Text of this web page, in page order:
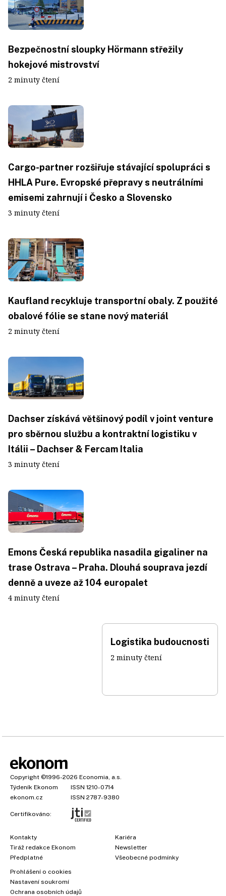
Bezpečnostní sloupky Hörmann střežily
hokejové mistrovství
2 minuty čtení
Cargo-partner rozšiřuje stávající spolupráci s
HHLA Pure. Evropské přepravy s neutrálními
emisemi zahrnují i Česko a Slovensko
3 minuty čtení
Kaufland recykluje transportní obaly. Z použité
obalové fólie se stane nový materiál
2 minuty čtení
Dachser získává většinový podíl v joint venture
pro sběrnou službu a kontraktní logistiku v
Itálii – Dachser & Fercam Italia
3 minuty čtení
Emons Česká republika nasadila gigaliner na
trase Ostrava – Praha. Dlouhá souprava jezdí
denně a uveze až 104 europalet
4 minuty čtení
Logistika budoucnosti
2 minuty čtení
Copyright ©1996-2026 Economia, a.s.
Týdeník Ekonom
ISSN 1210-0714
ekonom.cz
ISSN 2787-9380
Certifikováno:
Kontakty
Tiráž redakce Ekonom
Předplatné
Kariéra
Newsletter
Všeobecné podmínky
Prohlášení o cookies
Nastavení soukromí
Ochrana osobních údajů